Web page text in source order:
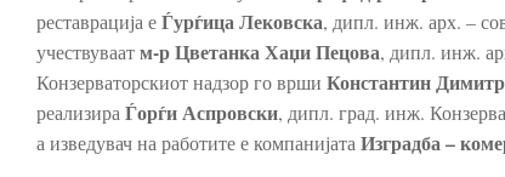
реставрација еЃурѓица Лековска, дипл. инж. арх. –
учествуваатм-р Цветанка Хаџи Пецова, дипл. инж.
Конзерваторскиот надзор го врши Константин
реализираЃорѓи Аспровски, дипл. град. инж.
а изведувач на работите е компанијатаИзградба –